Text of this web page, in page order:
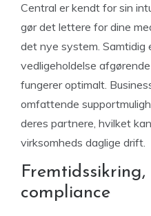
Central er kendt for sin
gør det lettere for dine
det nye system. Samtidig
vedligeholdelse
fungerer optimalt.
omfattende
deres partnere, hvilket
virksomheds daglige drift.
compliance